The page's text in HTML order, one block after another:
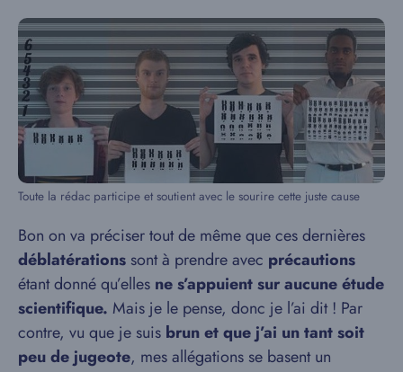
Toute la rédac participe et soutient avec le sourire cette juste cause
Bon on va préciser tout de même que ces dernières
déblatérations sont à prendre avec précautions
étant donné qu’elles ne s’appuient sur aucune étude
scientifique. Mais je le pense, donc je l’ai dit ! Par
contre, vu que je suis brun et que j’ai un tant soit
peu de jugeote, mes allégations se basent un